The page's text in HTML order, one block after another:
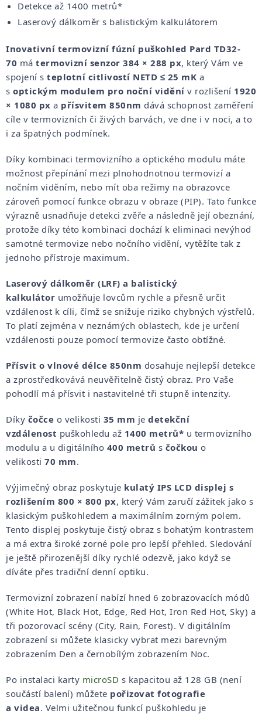
Detekce až 1400 metrů*
Laserový dálkoměr s balistickým kalkulátorem
Inovativní termovizní fúzní puškohled Pard TD32-
70 má termovizní senzor 384 × 288 px, který Vám ve
spojení s teplotní citlivostí NETD ≤ 25 mK a
s optickým modulem pro noční vidění v rozlišení 1920
× 1080 px a přísvitem 850nm dává schopnost zaměření
cíle v termovizních či živých barvách, ve dne i v noci, a to
i za špatných podmínek.
Díky kombinaci termovizního a optického modulu máte
možnost přepínání mezi plnohodnotnou termovizí a
nočním viděním, nebo mít oba režimy na obrazovce
zároveň pomocí funkce obrazu v obraze (PIP). Tato funkce
výrazně usnadňuje detekci zvěře a následně její obeznání,
protože díky této kombinaci dochází k eliminaci nevýhod
samotné termovize nebo nočního vidění, vytěžíte tak z
jednoho přístroje maximum.
Laserový dálkoměr (LRF) a balistický
kalkulátor umožňuje lovcům rychle a přesně určit
vzdálenost k cíli, čímž se snižuje riziko chybných výstřelů.
To platí zejména v neznámých oblastech, kde je určení
vzdálenosti pouze pomocí termovize často obtížné.
Přísvit o vlnové délce 850nm dosahuje nejlepší detekce
a zprostředkovává neuvěřitelně čistý obraz. Pro Vaše
pohodlí má přísvit i nastavitelné tři stupně intenzity.
Díky čočce o velikosti 35 mm je detekční
vzdálenost puškohledu až 1400 metrů* u termovizního
modulu a u digitálního 400 metrů s čočkou o
velikosti 70 mm.
Výjimečný obraz poskytuje kulatý IPS LCD displej s
rozlišením 800 × 800 px, který Vám zaručí zážitek jako s
klasickým puškohledem a maximálním zorným polem.
Tento displej poskytuje čistý obraz s bohatým kontrastem
a má extra široké zorné pole pro lepší přehled. Sledování
je ještě přirozenější díky rychlé odezvě, jako když se
díváte přes tradiční denní optiku.
Termovizní zobrazení nabízí hned 6 zobrazovacích módů
(White Hot, Black Hot, Edge, Red Hot, Iron Red Hot, Sky) a
tři pozorovací scény (City, Rain, Forest). V digitálním
zobrazení si můžete klasicky vybrat mezi barevným
zobrazením Den a černobílým zobrazením Noc.
Po instalaci karty microSD s kapacitou až 128 GB (není
součástí balení) můžete pořizovat fotografie
a videa. Velmi užitečnou funkcí puškohledu je